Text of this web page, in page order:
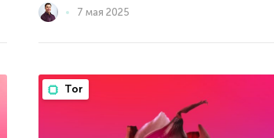
7 мая 2025
Tor